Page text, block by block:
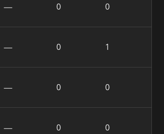
— 0 0
— 0 1
— 0 0
— 0 0